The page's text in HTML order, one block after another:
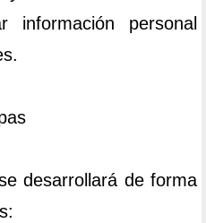
información personal
desarrollará de forma